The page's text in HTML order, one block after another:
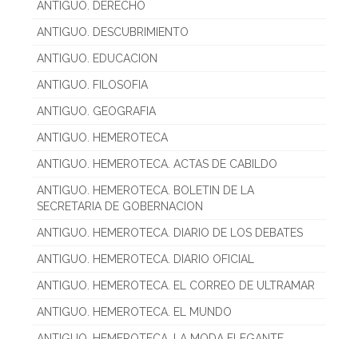
ANTIGUO. DERECHO
ANTIGUO. DESCUBRIMIENTO
ANTIGUO. EDUCACION
ANTIGUO. FILOSOFIA
ANTIGUO. GEOGRAFIA
ANTIGUO. HEMEROTECA
ANTIGUO. HEMEROTECA. ACTAS DE CABILDO
ANTIGUO. HEMEROTECA. BOLETIN DE LA
SECRETARIA DE GOBERNACION
ANTIGUO. HEMEROTECA. DIARIO DE LOS DEBATES
ANTIGUO. HEMEROTECA. DIARIO OFICIAL
ANTIGUO. HEMEROTECA. EL CORREO DE ULTRAMAR
ANTIGUO. HEMEROTECA. EL MUNDO